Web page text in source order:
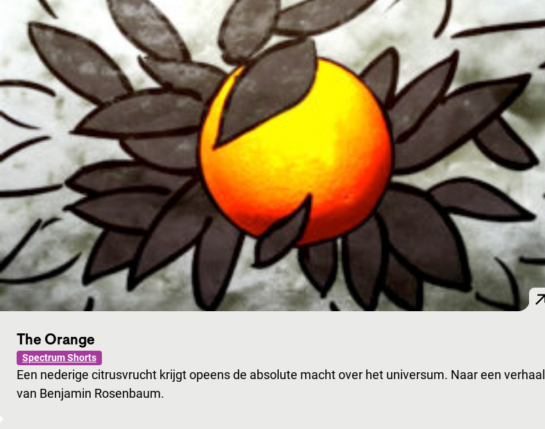
The Orange
Spectrum Shorts
Een nederige citrusvrucht krijgt opeens de absolute macht over het universum. Naar een verhaal
van Benjamin Rosenbaum.